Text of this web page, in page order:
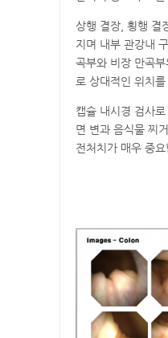
상행 결장, 횡행 결
지며 내부 관강내
곡부와 비장 만곡
로 상대적인 위치
캡슐 내시경 검사
면 변과 음식물 찌
전처치가 매우 중요